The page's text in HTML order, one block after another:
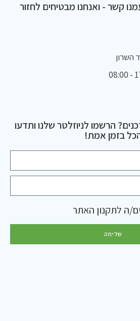
קשר - ואנחנו מבטיחים לחזור
הרשמו לניוזלטר שלנו ותדעו
בזמן אמת!
ה לתקנון האתר
שליחה